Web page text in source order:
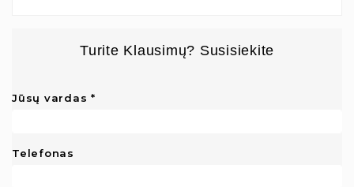
Turite Klausimų? Susisiekite
Jūsų vardas
Telefonas